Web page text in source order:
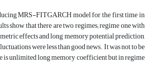
MRS-FITGARCH model for the first time in
show that there are two regimes; regime one with
effects and long memory potential prediction,
were less than good news. It was not to be
is unlimited long memory coefficient but in regime